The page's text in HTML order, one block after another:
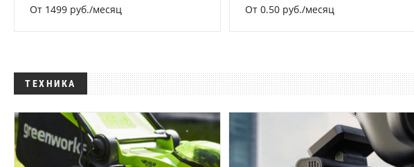
От 1499 руб./месяц От 0.50 руб./месяц
ТЕХНИКА